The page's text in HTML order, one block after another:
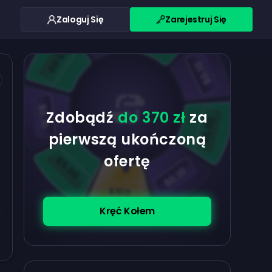
Zaloguj Się Zarejestruj Się
Zdobądź do 370 zł za
pierwszą ukończoną
ofertę
Kręć Kołem
$100
$5.00
$0.10
$5.00
$0.10 $5.00
$5.00